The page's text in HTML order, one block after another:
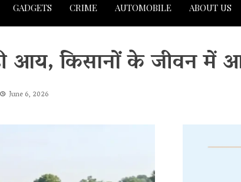
GADGETS CRIME AUTOMOBILE ABOUT US
आय, किसानों के जीवन में
June 6, 2026